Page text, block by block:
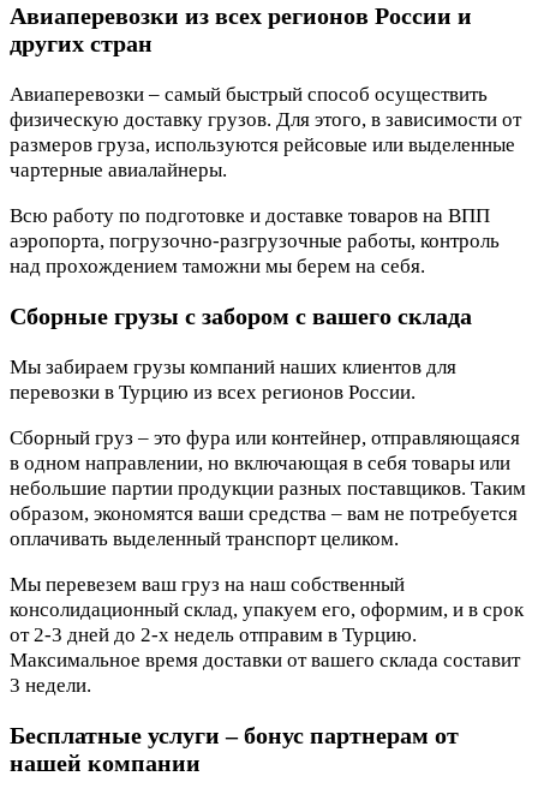
Авиаперевозки из всех регионов России и
других стран
Авиаперевозки – самый быстрый способ осуществить
физическую доставку грузов. Для этого, в зависимости от
размеров груза, используются рейсовые или выделенные
чартерные авиалайнеры.
Всю работу по подготовке и доставке товаров на ВПП
аэропорта, погрузочно-разгрузочные работы, контроль
над прохождением таможни мы берем на себя.
Сборные грузы с забором с вашего склада
Мы забираем грузы компаний наших клиентов для
перевозки в Турцию из всех регионов России.
Сборный груз – это фура или контейнер, отправляющаяся
в одном направлении, но включающая в себя товары или
небольшие партии продукции разных поставщиков. Таким
образом, экономятся ваши средства – вам не потребуется
оплачивать выделенный транспорт целиком.
Мы перевезем ваш груз на наш собственный
консолидационный склад, упакуем его, оформим, и в срок
от 2-3 дней до 2-х недель отправим в Турцию.
Максимальное время доставки от вашего склада составит
3 недели.
Бесплатные услуги – бонус партнерам от
нашей компании